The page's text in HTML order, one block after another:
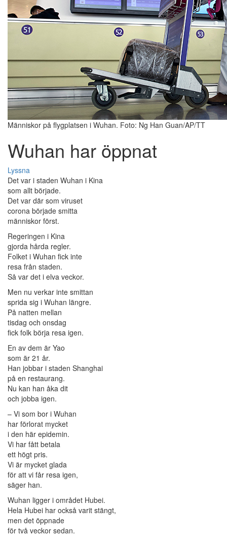
Människor på flygplatsen i Wuhan. Foto: Ng Han Guan/AP/TT
Wuhan har öppnat
Lyssna
Det var i staden Wuhan i Kina
som allt började.
Det var där som viruset
corona började smitta
människor först.
Regeringen i Kina
gjorda hårda regler.
Folket i Wuhan fick inte
resa från staden.
Så var det i elva veckor.
Men nu verkar inte smittan
sprida sig i Wuhan längre.
På natten mellan
tisdag och onsdag
fick folk börja resa igen.
En av dem är Yao
som är 21 år.
Han jobbar i staden Shanghai
på en restaurang.
Nu kan han åka dit
och jobba igen.
– Vi som bor i Wuhan
har förlorat mycket
i den här epidemin.
Vi har fått betala
ett högt pris.
Vi är mycket glada
för att vi får resa igen,
säger han.
Wuhan ligger i området Hubei.
Hela Hubei har också varit stängt,
men det öppnade
för två veckor sedan.